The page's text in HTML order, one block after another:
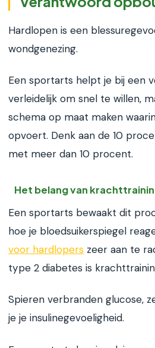
Hardlopen is een
wondgenezing.
Een sportarts helpt je bij een
verleidelijk om snel te willen,
schema op maat maken
opvoert. Denk aan de 10
met meer dan 10 procent.
Het belang van
Een sportarts bewaakt dit
hoe je bloedsuikerspiegel
voor hardlopers zeer aan te
type 2 diabetes is
Spieren verbranden glucose,
je je insulinegevoeligheid.